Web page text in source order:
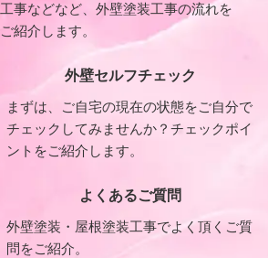
工事などなど、外壁塗装工事の流れを
ご紹介します。
外壁セルフチェック
まずは、ご自宅の現在の状態をご自分で
チェックしてみませんか？チェックポイ
ントをご紹介します。
よくあるご質問
外壁塗装・屋根塗装工事でよく頂くご質
問をご紹介。